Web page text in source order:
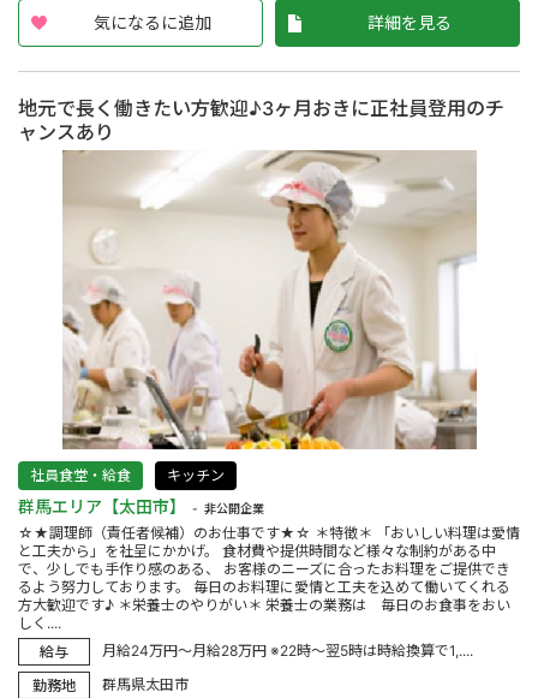
気になるに追加 詳細を見る
地元で長く働きたい方歓迎♪3ヶ月おきに正社員登用のチ
ャンスあり
社員食堂・給食 キッチン
群馬エリア【太田市】 非公開企業
☆★調理師（責任者候補）のお仕事です★☆ ＊特徴＊ 「おいしい料理は愛情
と工夫から」を社呈にかかげ。 食材費や提供時間など様々な制約がある中
で、少しでも手作り感のある、 お客様のニーズに合ったお料理をご提供でき
るよう努力しております。 毎日のお料理に愛情と工夫を込めて働いてくれる
方大歓迎です♪ ＊栄養士のやりがい＊ 栄養士の業務は 毎日のお食事をおい
しく....
給与
月給24万円～月給28万円 ※22時～翌5時は時給換算で1,....
勤務地
群馬県太田市